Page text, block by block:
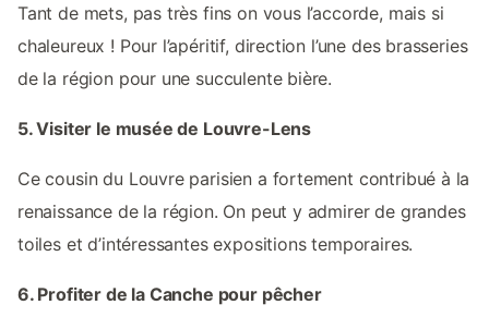
Tant de mets, pas très fins on vous l’accorde, mais si
chaleureux ! Pour l’apéritif, direction l’une des brasseries
de la région pour une succulente bière.
5. Visiter le musée de Louvre-Lens
Ce cousin du Louvre parisien a fortement contribué à la
renaissance de la région. On peut y admirer de grandes
toiles et d’intéressantes expositions temporaires.
6. Profiter de la Canche pour pêcher